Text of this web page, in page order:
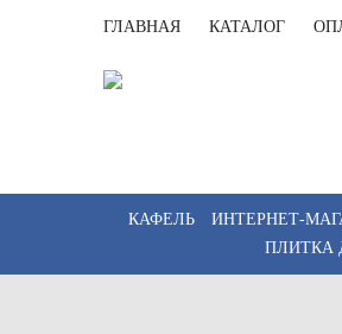
ГЛАВНАЯ КАТАЛОГ
КАФЕЛЬ ИНТЕРНЕТ-
ПЛИТКА